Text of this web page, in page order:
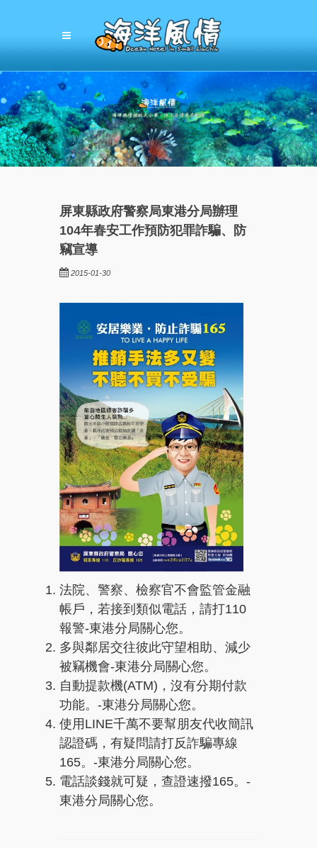
屏東縣政府警察局東港分局辦理
104年春安工作預防犯罪詐騙、防
竊宣導
2015-01-30
法院、警察、檢察官不會監管金融
帳戶，若接到類似電話，請打110
報警-東港分局關心您。
多與鄰居交往彼此守望相助、減少
被竊機會-東港分局關心您。
自動提款機(ATM)，沒有分期付款
功能。-東港分局關心您。
使用LINE千萬不要幫朋友代收簡訊
認證碼，有疑問請打反詐騙專線
165。-東港分局關心您。
電話談錢就可疑，查證速撥165。-
東港分局關心您。